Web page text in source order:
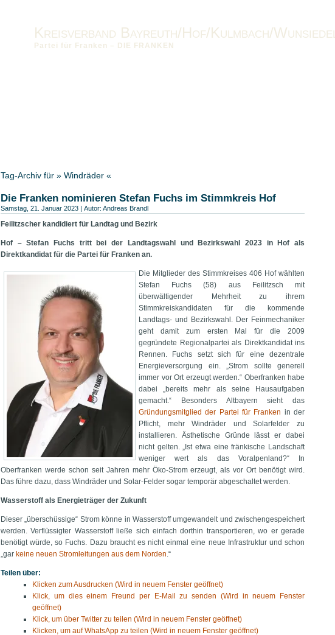
Kreisverband Bayreuth/Hof/Kulmbach/Wunsiedel
Partei für Franken – DIE FRANKEN
Tag-Archiv für » Windräder «
Die Franken nominieren Stefan Fuchs im Stimmkreis Hof
Samstag, 21. Januar 2023 | Autor: Andreas Brandl
Feilitzscher kandidiert für Landtag und Bezirk
Hof – Stefan Fuchs tritt bei der Landtagswahl und Bezirkswahl 2023 in Hof als
Direktkandidat für die Partei für Franken an.
Die Mitglieder des Stimmkreises 406 Hof wählten
Stefan Fuchs (58) aus Feilitzsch mit
überwältigender Mehrheit zu ihrem
Stimmkreiskandidaten für die kommende
Landtags- und Bezirkswahl. Der Feinmechaniker
geht damit zum ersten Mal für die 2009
gegründete Regionalpartei als Direktkandidat ins
Rennen. Fuchs setzt sich für eine dezentrale
Energieversorgung ein. „Strom sollte generell
immer vor Ort erzeugt werden.“ Oberfranken habe
dabei „bereits mehr als seine Hausaufgaben
gemacht.“ Besonders Altbayern sieht das
Gründungsmitglied der Partei für Franken in der
Pflicht, mehr Windräder und Solarfelder zu
installieren. Ästhetische Gründe lässt er dabei
nicht gelten. „Ist etwa eine fränkische Landschaft
weniger wert als das Voralpenland?“ In
Oberfranken werde schon seit Jahren mehr Öko-Strom erzeugt, als vor Ort benötigt wird.
Das führe dazu, dass Windräder und Solar-Felder sogar temporär abgeschaltet werden.
Wasserstoff als Energieträger der Zukunft
Dieser „überschüssige“ Strom könne in Wasserstoff umgewandelt und zwischengespeichert
werden. Verflüssigter Wasserstoff ließe sich einfach dorthin transportieren, wo er gerade
benötigt würde, so Fuchs. Dazu braucht es nicht einmal eine neue Infrastruktur und schon
„gar keine neuen Stromleitungen aus dem Norden.“
Teilen über:
Klicken zum Ausdrucken (Wird in neuem Fenster geöffnet)
Klick, um dies einem Freund per E-Mail zu senden (Wird in neuem Fenster
geöffnet)
Klick, um über Twitter zu teilen (Wird in neuem Fenster geöffnet)
Klicken, um auf WhatsApp zu teilen (Wird in neuem Fenster geöffnet)